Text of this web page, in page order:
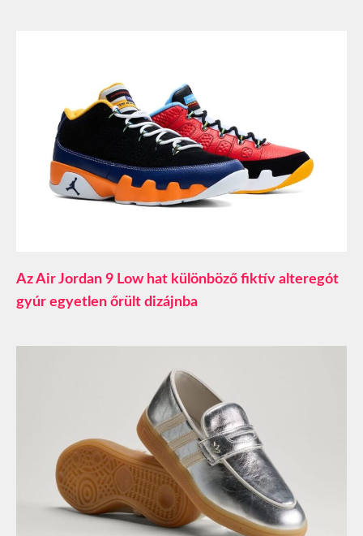
Az Air Jordan 9 Low hat különböző fiktív alteregót
gyúr egyetlen őrült dizájnba